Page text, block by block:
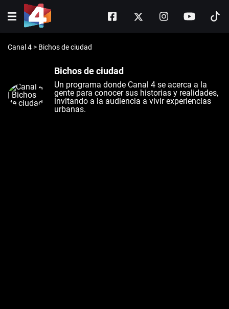
Canal 4 > Bichos de ciudad
Bichos de ciudad
Un programa donde Canal 4 se acerca a la
gente para conocer sus historias y realidades,
invitando a la audiencia a vivir experiencias
urbanas.